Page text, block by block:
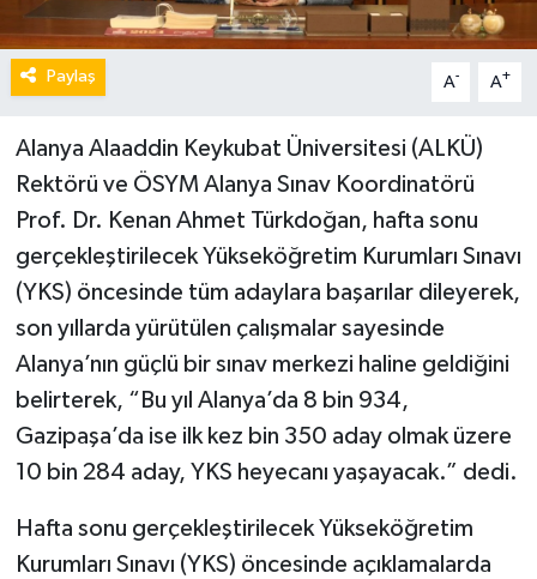
Paylaş A- A+
Alanya Alaaddin Keykubat Üniversitesi (ALKÜ)
Rektörü ve ÖSYM Alanya Sınav Koordinatörü
Prof. Dr. Kenan Ahmet Türkdoğan, hafta sonu
gerçekleştirilecek Yükseköğretim Kurumları Sınavı
(YKS) öncesinde tüm adaylara başarılar dileyerek,
son yıllarda yürütülen çalışmalar sayesinde
Alanya’nın güçlü bir sınav merkezi haline geldiğini
belirterek, “Bu yıl Alanya’da 8 bin 934,
Gazipaşa’da ise ilk kez bin 350 aday olmak üzere
10 bin 284 aday, YKS heyecanı yaşayacak.” dedi.
Hafta sonu gerçekleştirilecek Yükseköğretim
Kurumları Sınavı (YKS) öncesinde açıklamalarda